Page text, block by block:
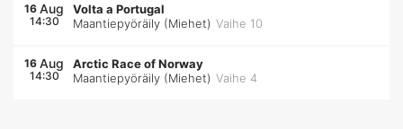
16 Aug
14:30
Volta a Portugal
Maantiepyöräily (Miehet) Vaihe 10
16 Aug
14:30
Arctic Race of Norway
Maantiepyöräily (Miehet) Vaihe 4